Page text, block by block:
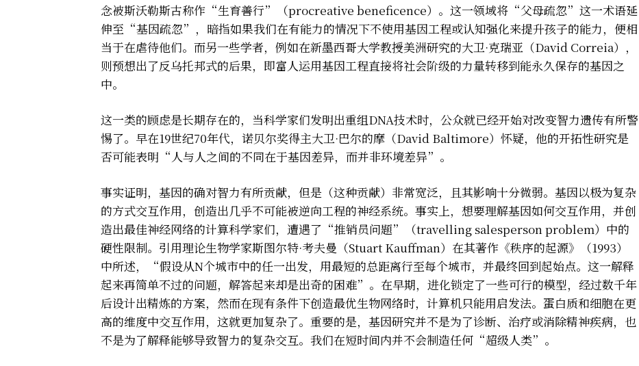
念被斯沃勒斯古称作“生育善行”（procreative beneficence）。这一领域将“父母疏忽”这一术语延
伸至“基因疏忽”，暗指如果我们在有能力的情况下不使用基因工程或认知强化来提升孩子的能力，便相
当于在虐待他们。而另一些学者，例如在新墨西哥大学教授美洲研究的大卫·克瑞亚（David Correia），
则预想出了反乌托邦式的后果，即富人运用基因工程直接将社会阶级的力量转移到能永久保存的基因之
中。
这一类的顾虑是长期存在的，当科学家们发明出重组DNA技术时，公众就已经开始对改变智力遗传有所警
惕了。早在19世纪70年代，诺贝尔奖得主大卫·巴尔的摩（David Baltimore）怀疑，他的开拓性研究是
否可能表明“人与人之间的不同在于基因差异，而并非环境差异”。
事实证明，基因的确对智力有所贡献，但是（这种贡献）非常宽泛，且其影响十分微弱。基因以极为复杂
的方式交互作用，创造出几乎不可能被逆向工程的神经系统。事实上，想要理解基因如何交互作用，并创
造出最佳神经网络的计算科学家们，遭遇了“推销员问题”（travelling salesperson problem）中的
硬性限制。引用理论生物学家斯图尔特·考夫曼（Stuart Kauffman）在其著作《秩序的起源》（1993）
中所述，“假设从N个城市中的任一出发，用最短的总距离行至每个城市，并最终回到起始点。这一解释
起来再简单不过的问题，解答起来却是出奇的困难”。在早期，进化锁定了一些可行的模型，经过数千年
后设计出精炼的方案，然而在现有条件下创造最优生物网络时，计算机只能用启发法。蛋白质和细胞在更
高的维度中交互作用，这就更加复杂了。重要的是，基因研究并不是为了诊断、治疗或消除精神疾病，也
不是为了解释能够导致智力的复杂交互。我们在短时间内并不会制造任何“超级人类”。